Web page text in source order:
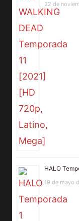
22 de
HALO
19 de mayo